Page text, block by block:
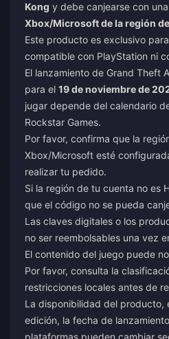
Kong y debe canjearse con una
Xbox/Microsoft de la región
Este producto es exclusivo para
compatible con PlayStation ni
El lanzamiento de Grand Theft
para el 19 de noviembre de
jugar depende del calendario
Rockstar Games.
Por favor, confirma que la
Xbox/Microsoft esté
realizar tu pedido.
Si la región de tu cuenta no es
que el código no se pueda
Las claves digitales o los
no ser reembolsables una vez
El contenido del juego puede
Por favor, consulta la
restricciones locales antes de
La disponibilidad del producto,
edición, la fecha de
plataformas pueden cambiar